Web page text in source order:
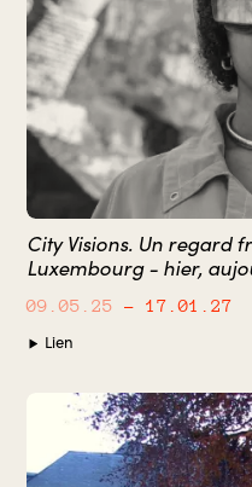
City Visions. Un regard
Luxembourg - hier,
09.05.25 – 17.01.27
Lien